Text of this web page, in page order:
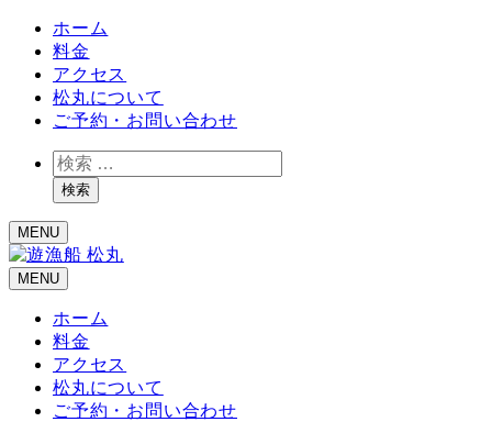
ホーム
料金
アクセス
松丸について
ご予約・お問い合わせ
検
索検索
MENU
MENU
ホーム
料金
アクセス
松丸について
ご予約・お問い合わせ